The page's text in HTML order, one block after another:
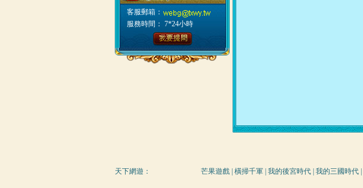
客服郵箱：
服務時間： 7*24小時
天下網遊 ： 芒果遊戲 橫掃千軍 我的後宮時代 我的三國時代